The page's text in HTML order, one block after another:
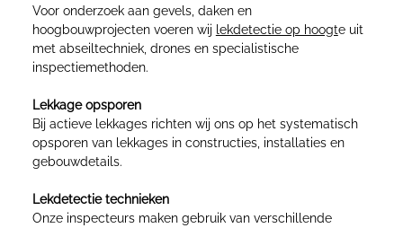
Voor onderzoek aan gevels, daken en
hoogbouwprojecten voeren wij lekdetectie op hoogte uit
met abseiltechniek, drones en specialistische
inspectiemethoden.
Lekkage opsporen
Bij actieve lekkages richten wij ons op het systematisch
opsporen van lekkages in constructies, installaties en
gebouwdetails.
Lekdetectie technieken
Onze inspecteurs maken gebruik van verschillende